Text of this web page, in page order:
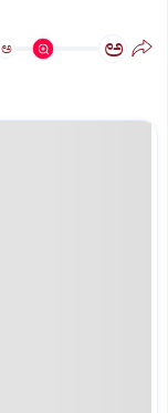
ಅ ಅ